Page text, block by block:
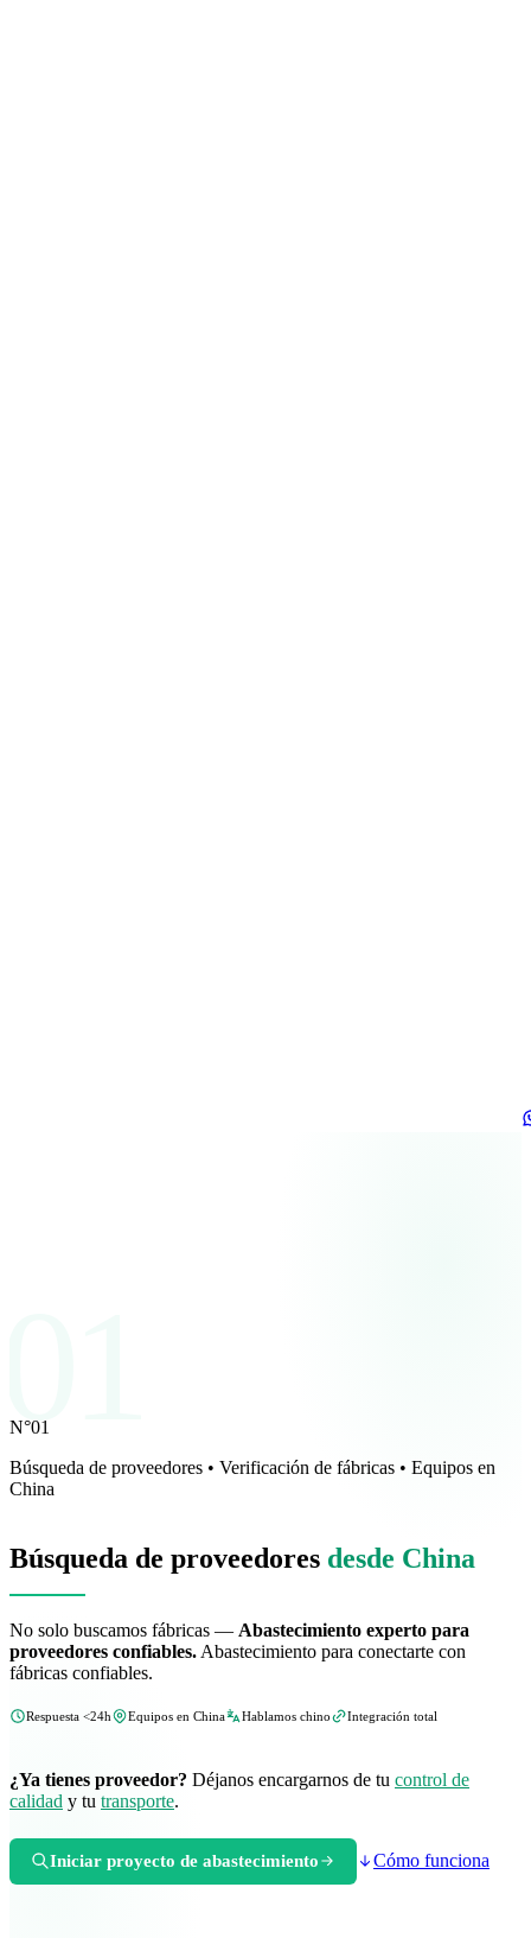
N°01
Búsqueda de proveedores • Verificación de fábricas • Equipos en
China
Búsqueda de proveedores desde China
No solo buscamos fábricas — Abastecimiento experto para
proveedores confiables. Abastecimiento para conectarte con
fábricas confiables.
Respuesta <24h Equipos en China Hablamos chino Integración total
¿Ya tienes proveedor? Déjanos encargarnos de tu control de
calidad y tu transporte.
Iniciar proyecto de abastecimiento Cómo funciona